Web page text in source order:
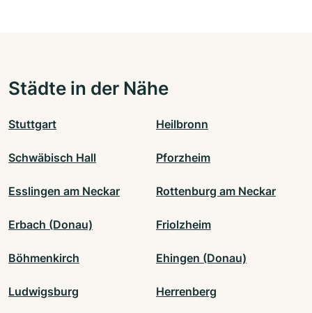
Städte in der Nähe
Stuttgart Heilbronn
Schwäbisch Hall Pforzheim
Esslingen am Neckar Rottenburg am Neckar
Erbach (Donau) Friolzheim
Böhmenkirch Ehingen (Donau)
Ludwigsburg Herrenberg